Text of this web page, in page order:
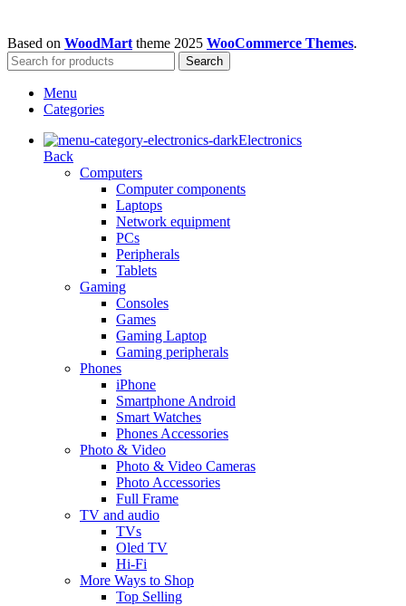
Based on WoodMart theme 2025 WooCommerce Themes.
Search
Menu
Categories
Electronics
Back
Computers
Computer components
Laptops
Network equipment
PCs
Peripherals
Tablets
Gaming
Consoles
Games
Gaming Laptop
Gaming peripherals
Phones
iPhone
Smartphone Android
Smart Watches
Phones Accessories
Photo & Video
Photo & Video Cameras
Photo Accessories
Full Frame
TV and audio
TVs
Oled TV
Hi-Fi
More Ways to Shop
Top Selling